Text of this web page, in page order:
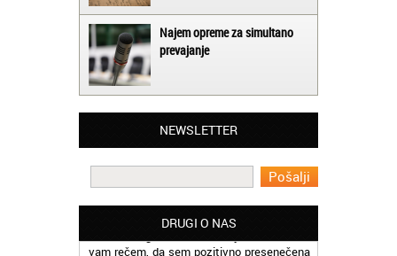
Najem opreme za simultano
prevajanje
NEWSLETTER
DRUGI O NAS
Matjaž iz Ajdovščine:
Lahko pohvalim vse zaposlene v Akademiji
Oxford, ker so resnično profesionalni in
prevajalske storitve opravljajo hitro in
Potrebovala sem prevajanje iz
madžarskega v slovenski jezik in lahko
vam rečem, da sem pozitivno presenečena
nad hitrostjo in kakovostjo storitve